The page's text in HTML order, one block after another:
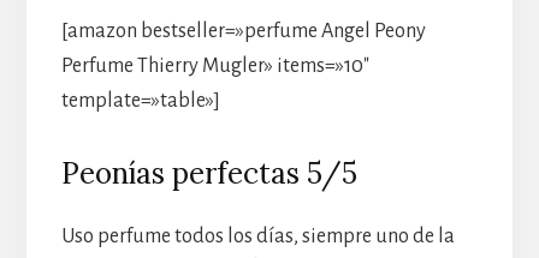
[amazon bestseller=»perfume Angel Peony
Perfume Thierry Mugler» items=»10″
template=»table»]
Peonías perfectas 5/5
Uso perfume todos los días, siempre uno de la